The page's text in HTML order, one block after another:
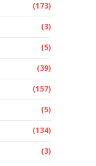
(173)
(3)
(5)
(39)
(157)
(5)
(134)
(3)